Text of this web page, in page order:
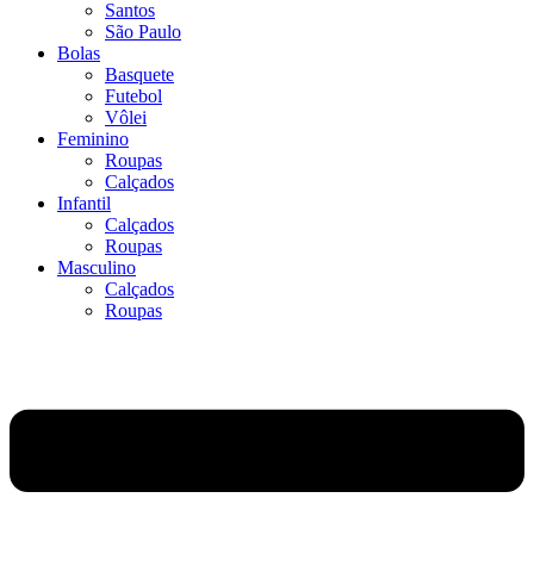
Santos
São Paulo
Bolas
Basquete
Futebol
Vôlei
Feminino
Roupas
Calçados
Infantil
Calçados
Roupas
Masculino
Calçados
Roupas